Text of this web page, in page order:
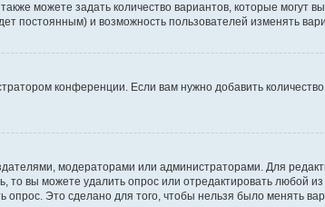
можете задать количество вариантов, которые
постоянным) и возможность пользователей изменять
конференции. Если вам нужно добавить
модераторами или администраторами. Для
то вы можете удалить опрос или отредактировать любой
Это сделано для того, чтобы нельзя было менять